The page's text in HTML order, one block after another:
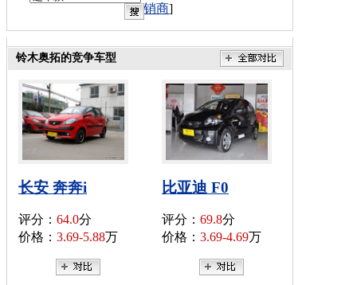
销商]
铃木奥拓的竞争车型
长安 奔奔i
评分： 64.0分
价格： 3.69-5.88万
比亚迪 F0
评分： 69.8分
价格： 3.69-4.69万